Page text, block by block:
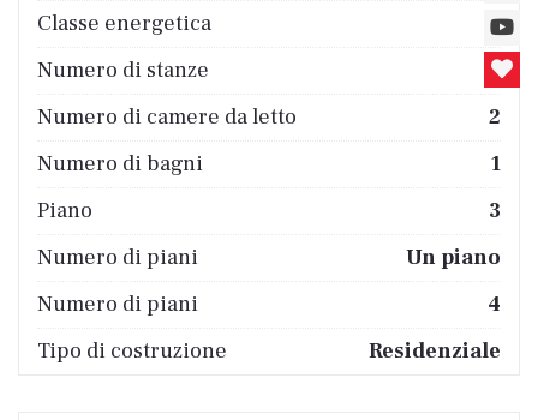
Classe energetica
C
Numero di stanze
3
Numero di camere da letto
2
Numero di bagni
1
Piano
3
Numero di piani
Un piano
Numero di piani
4
Tipo di costruzione
Residenziale